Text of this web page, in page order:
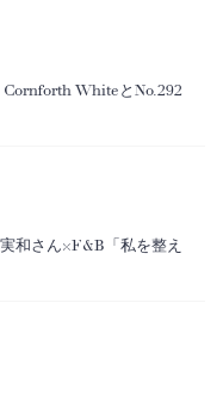
WhiteとNo.292
和さん×F&B「私を整え